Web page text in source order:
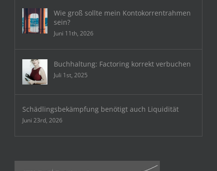
Wie groß sollte mein Kontokorrentrahmen
sein?
Juni 11th, 2026
Buchhaltung: Factoring korrekt verbuchen
Juli 1st, 2025
Schädlingsbekämpfung benötigt auch Liquidität
Juni 23rd, 2026